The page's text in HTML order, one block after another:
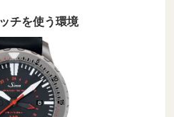
チを使う環境